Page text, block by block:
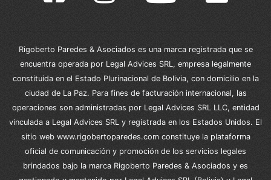
Rigoberto Paredes & Asociados es una marca registrada que se
encuentra operada por Legal Advices SRL, empresa legalmente
constituida en el Estado Plurinacional de Bolivia, con domicilio en la
ciudad de La Paz. Para fines de facturación internacional, las
operaciones son administradas por Legal Advices SRL LLC, entidad
vinculada a Legal Advices SRL y registrada en los Estados Unidos. El
sitio web www.rigobertoparedes.com constituye la plataforma
oficial de comunicación y promoción de los servicios legales
brindados bajo la marca Rigoberto Paredes & Asociados y es